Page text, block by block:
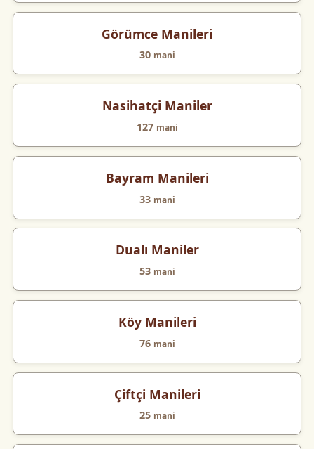
Görümce Manileri
30 mani
Nasihatçi Maniler
127 mani
Bayram Manileri
33 mani
Dualı Maniler
53 mani
Köy Manileri
76 mani
Çiftçi Manileri
25 mani